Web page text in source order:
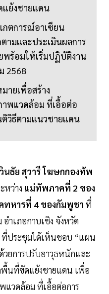
ย้งชายแดน
กตการณ์อาเซียน
ามและประเมินผลการ
พร้อมให้เริ่มปฏิบัติงาน
2568
ายเพื่อสร้าง
าพแวดล้อม ที่เอื้อต่อ
วิธีตามแนวชายแดน
นธัย สุวารี โฆษกกองทัพ
หว่าง แม่ทัพภาคที่ 2 ของ
หารที่ 4 ของกัมพูชา ที่
เภอกาบเชิง จังหวัด
ที่ประชุมได้เห็นชอบ “แผน
วยการปรับอาวุธหนักและ
พื้นที่ขัดแย้งชายแดน เพื่อ
แวดล้อม ที่เอื้อต่อการ